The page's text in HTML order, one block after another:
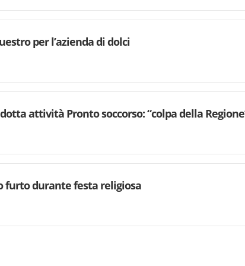
per l’azienda di dolci
attività Pronto soccorso: “colpa della
furto durante festa religiosa